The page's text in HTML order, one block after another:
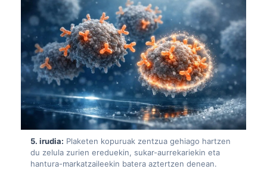
5. irudia: Plaketen kopuruak zentzua gehiago hartzen
du zelula zurien ereduekin, sukar-aurrekariekin eta
hantura-markatzaileekin batera aztertzen denean.